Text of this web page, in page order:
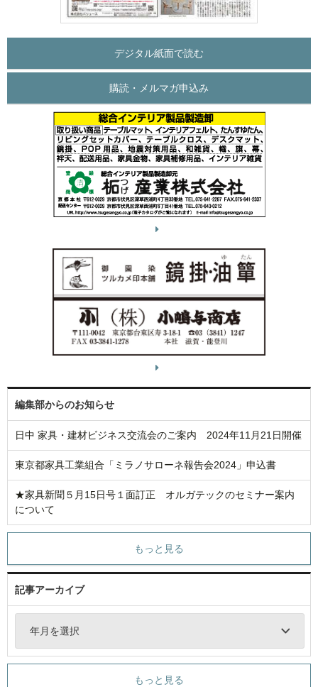
デジタル紙面で読む
購読・メルマガ申込み
編集部からのお知らせ
日中 家具・建材ビジネス交流会のご案内 2024年11月21日開催
東京都家具工業組合「ミラノサローネ報告会2024」申込書
★家具新聞５月15日号１面訂正 オルガテックのセミナー案内
について
もっと見る
記事アーカイブ
年月を選択
もっと見る